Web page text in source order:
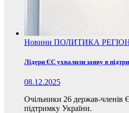
Новини ПОЛИТИКА
Лідери ЄС ухвалили заяву в
08.12.2025
Очільники 26 держав-членів
підтримку України.